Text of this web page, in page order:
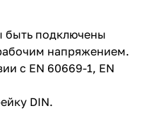
быть подключены
напряжением.
с EN 60669-1, EN
DIN.